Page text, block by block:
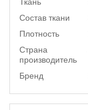
Состав ткани
Плотность
Страна
производитель
Бренд